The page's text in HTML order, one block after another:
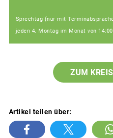
Sprechtag (nur mit
jeden 4. Montag im Monat von
ZUM
Artikel teilen über: